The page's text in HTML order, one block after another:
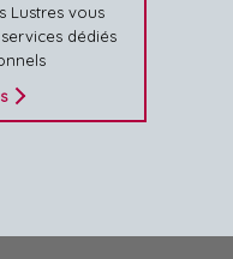
Lustres vous
dédiés
dont vos informations sont